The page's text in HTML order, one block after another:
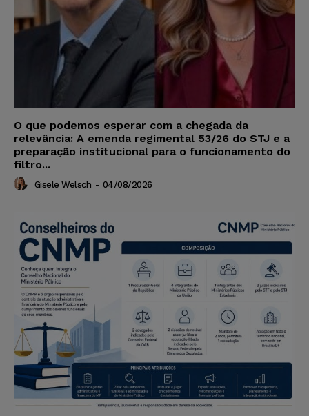
O que podemos esperar com a chegada da
relevância: A emenda regimental 53/26 do STJ e a
preparação institucional para o funcionamento do
filtro...
Gisele Welsch - 04/08/2026